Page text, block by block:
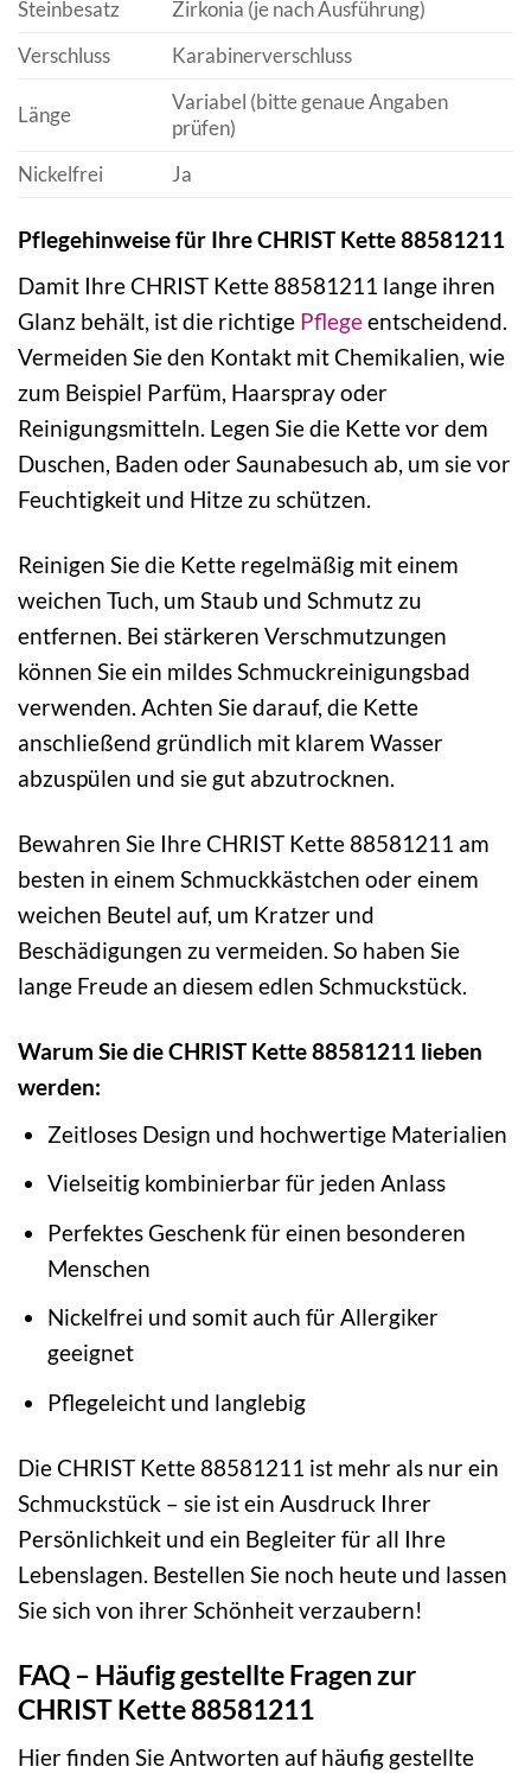
Steinbesatz
Zirkonia (je nach Ausführung)
Verschluss
Karabinerverschluss
Länge
Variabel (bitte genaue Angaben
prüfen)
Nickelfrei
Ja
Pflegehinweise für Ihre CHRIST Kette 88581211
Damit Ihre CHRIST Kette 88581211 lange ihren
Glanz behält, ist die richtige Pflegeentscheidend.
Vermeiden Sie den Kontakt mit Chemikalien, wie
zum Beispiel Parfüm, Haarspray oder
Reinigungsmitteln. Legen Sie die Kette vor dem
Duschen, Baden oder Saunabesuch ab, um sie vor
Feuchtigkeit und Hitze zu schützen.
Reinigen Sie die Kette regelmäßig mit einem
weichen Tuch, um Staub und Schmutz zu
entfernen. Bei stärkeren Verschmutzungen
können Sie ein mildes Schmuckreinigungsbad
verwenden. Achten Sie darauf, die Kette
anschließend gründlich mit klarem Wasser
abzuspülen und sie gut abzutrocknen.
Bewahren Sie Ihre CHRIST Kette 88581211 am
besten in einem Schmuckkästchen oder einem
weichen Beutel auf, um Kratzer und
Beschädigungen zu vermeiden. So haben Sie
lange Freude an diesem edlen Schmuckstück.
Warum Sie die CHRIST Kette 88581211 lieben
werden:
Zeitloses Design und hochwertige Materialien
Vielseitig kombinierbar für jeden Anlass
Perfektes Geschenk für einen besonderen
Menschen
Nickelfrei und somit auch für Allergiker
geeignet
Pflegeleicht und langlebig
Die CHRIST Kette 88581211 ist mehr als nur ein
Schmuckstück – sie ist ein Ausdruck Ihrer
Persönlichkeit und ein Begleiter für all Ihre
Lebenslagen. Bestellen Sie noch heute und lassen
Sie sich von ihrer Schönheit verzaubern!
FAQ – Häufig gestellte Fragen zur
CHRIST Kette 88581211
Hier finden Sie Antworten auf häufig gestellte